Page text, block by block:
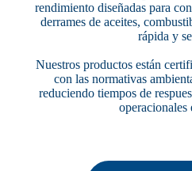
rendimiento diseñadas para
derrames de aceites,
rápida y
Nuestros productos están
con las normativas
reduciendo tiempos de
operacionales